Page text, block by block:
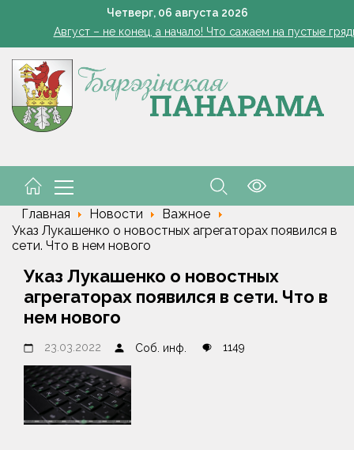
Четверг, 06 августа 2026
В Могилеве в озере утонул 14-летний мальчик
Август – не конец, а начало! Что сажаем на пустые
обнулены экспортные пошлины на сжиженные
Четырехтонный обломок ракеты SpaceX врезался в
В Могилеве в озере утонул 14-летний мальчик
Главная Новости
Важное
Указ Лукашенко о новостных агрегаторах появился в
сети. Что в нем нового
Указ Лукашенко о новостных
агрегаторах появился в сети. Что в
нем нового
23.03.2022 Соб. инф. 1149